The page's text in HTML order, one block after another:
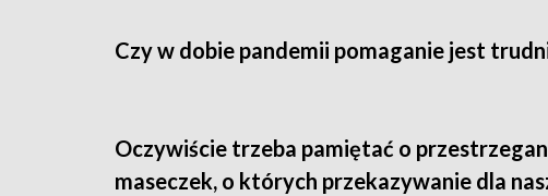
Czy w dobie pandemii pomaganie jest
Oczywiście trzeba pamiętać o
maseczek, o których przekazywanie dla